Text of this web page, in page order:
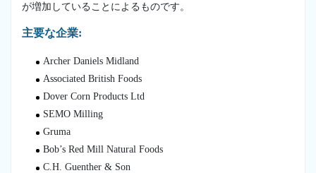
が増加していることによるものです。
主要な企業:
Archer Daniels Midland
Associated British Foods
Dover Corn Products Ltd
SEMO Milling
Gruma
Bob’s Red Mill Natural Foods
C.H. Guenther & Son